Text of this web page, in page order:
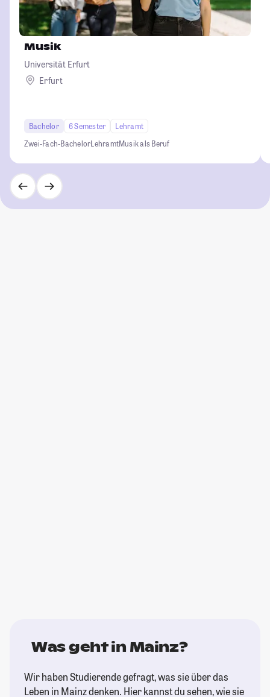
Musik
Universität Erfurt
Erfurt
Bachelor 6 Semester
Lehramt
Zwei-Fach-BachelorLehramtMusik als Beruf
Was geht in Mainz?
Wir haben Studierende gefragt, was sie über das
Leben in Mainz denken. Hier kannst du sehen, wie sie